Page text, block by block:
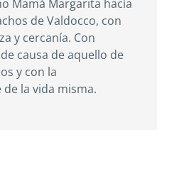
Mamá Margarita hacía
de Valdocco, con
y cercanía. Con
causa de aquello de
y con la
la vida misma.